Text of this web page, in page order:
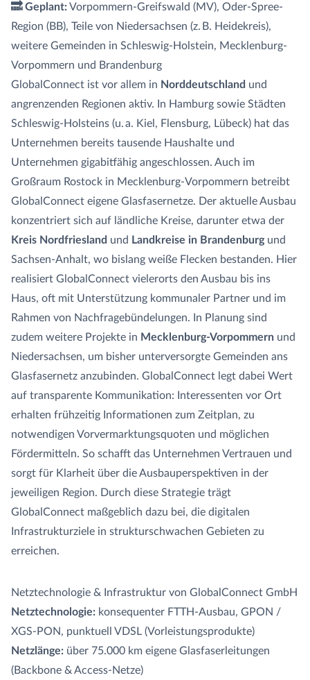
🔜 Geplant:Vorpommern-Greifswald (MV), Oder-Spree-
Region (BB), Teile von Niedersachsen (z. B. Heidekreis),
weitere Gemeinden in Schleswig-Holstein, Mecklenburg-
Vorpommern und Brandenburg
GlobalConnect ist vor allem in Norddeutschland und
angrenzenden Regionen aktiv. In Hamburg sowie Städten
Schleswig-Holsteins (u. a. Kiel, Flensburg, Lübeck) hat das
Unternehmen bereits tausende Haushalte und
Unternehmen gigabitfähig angeschlossen. Auch im
Großraum Rostock in Mecklenburg-Vorpommern betreibt
GlobalConnect eigene Glasfasernetze. Der aktuelle Ausbau
konzentriert sich auf ländliche Kreise, darunter etwa der
Kreis Nordfriesland und Landkreise in Brandenburgund
Sachsen-Anhalt, wo bislang weiße Flecken bestanden. Hier
realisiert GlobalConnect vielerorts den Ausbau bis ins
Haus, oft mit Unterstützung kommunaler Partner und im
Rahmen von Nachfragebündelungen. In Planung sind
zudem weitere Projekte in Mecklenburg-Vorpommern und
Niedersachsen, um bisher unterversorgte Gemeinden ans
Glasfasernetz anzubinden. GlobalConnect legt dabei Wert
auf transparente Kommunikation: Interessenten vor Ort
erhalten frühzeitig Informationen zum Zeitplan, zu
notwendigen Vorvermarktungsquoten und möglichen
Fördermitteln. So schafft das Unternehmen Vertrauen und
sorgt für Klarheit über die Ausbauperspektiven in der
jeweiligen Region. Durch diese Strategie trägt
GlobalConnect maßgeblich dazu bei, die digitalen
Infrastrukturziele in strukturschwachen Gebieten zu
erreichen.
Netztechnologie & Infrastruktur von GlobalConnect GmbH
Netztechnologie: konsequenter FTTH-Ausbau, GPON /
XGS-PON, punktuell VDSL (Vorleistungsprodukte)
Netzlänge: über 75.000 km eigene Glasfaserleitungen
(Backbone & Access-Netze)